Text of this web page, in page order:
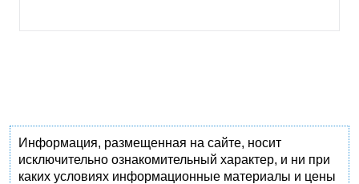
Информация, размещенная на сайте, носит
исключительно ознакомительный характер, и ни при
каких условиях информационные материалы и цены